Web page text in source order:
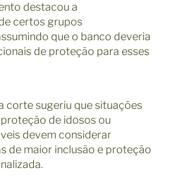
destacou a
certos grupos
que o banco deveria
de proteção para esses
corte sugeriu que situações
de idosos ou
devem considerar
de maior inclusão e proteção